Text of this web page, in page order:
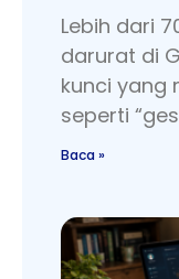
Lebih dari
darurat di
kunci yang
seperti
Baca »